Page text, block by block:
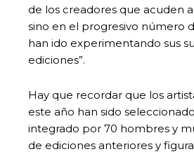
de los creadores que acuden
sino en el progresivo número
han ido experimentando sus
ediciones”.
Hay que recordar que los
este año han sido
integrado por 70 hombres y
de ediciones anteriores y